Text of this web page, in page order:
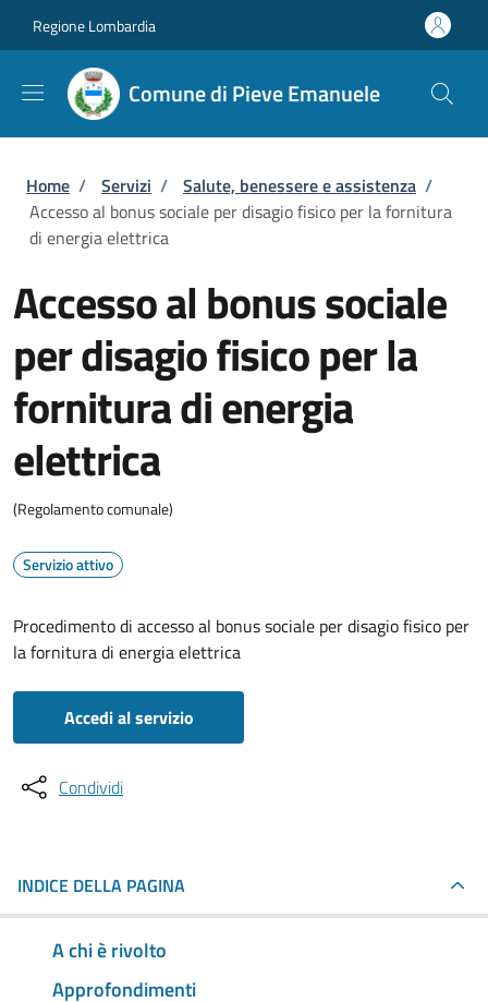
Regione Lombardia
Comune di Pieve Emanuele
Briciole di pane
Home / Servizi / Salute, benessere e assistenza /
Accesso al bonus sociale per disagio fisico per la fornitura
di energia elettrica
Accesso al bonus sociale
per disagio fisico per la
fornitura di energia
elettrica
(Regolamento comunale)
Servizio attivo
Procedimento di accesso al bonus sociale per disagio fisico per
la fornitura di energia elettrica
Accedi al servizio
Condividi
INDICE DELLA PAGINA
A chi è rivolto
Approfondimenti